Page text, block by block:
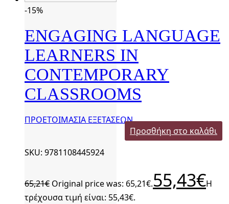
-15%
ENGAGING LANGUAGE
LEARNERS IN
CONTEMPORARY
CLASSROOMS
ΠΡΟΕΤΟΙΜΑΣΙΑ ΕΞΕΤΑΣΕΩΝ
Προσθήκη στο καλάθι
SKU: 9781108445924
65,21€ Original price was: 65,21€.55,43€Η
τρέχουσα τιμή είναι: 55,43€.